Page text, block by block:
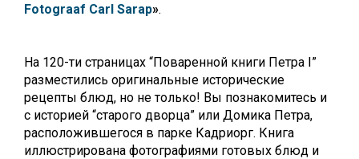
Fotograaf Carl Sarap».
На 120-ти страницах “Поваренной книги Петра I”
разместились оригинальные исторические
рецепты блюд, но не только! Вы познакомитесь и
с историей “старого дворца” или Домика Петра,
расположившегося в парке Кадриорг. Книга
иллюстрирована фотографиями готовых блюд и